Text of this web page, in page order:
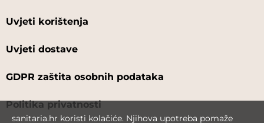
Uvjeti korištenja
Uvjeti dostave
GDPR zaštita osobnih podataka
Politika privatnosti
sanitaria.hr koristi kolačiće. Njihova upotreba pomaže